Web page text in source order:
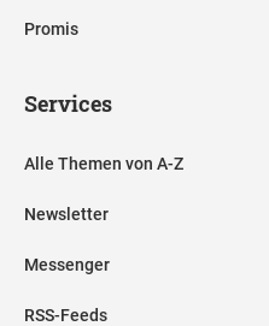
Promis
Services
Alle Themen von A-Z
Newsletter
Messenger
RSS-Feeds